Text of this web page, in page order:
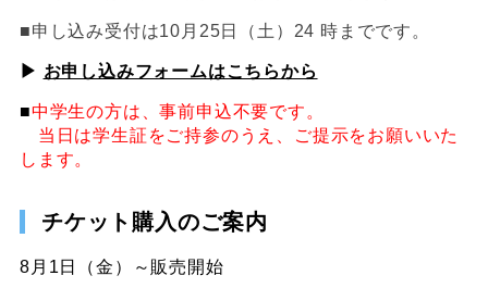
■申し込み受付は10月25日（土）24 時までです。
▶︎ お申し込みフォームはこちらから
■中学生の方は、事前申込不要です。
当日は学生証をご持参のうえ、ご提示をお願いいた
します。
チケット購入のご案内
8月1日（金）～販売開始